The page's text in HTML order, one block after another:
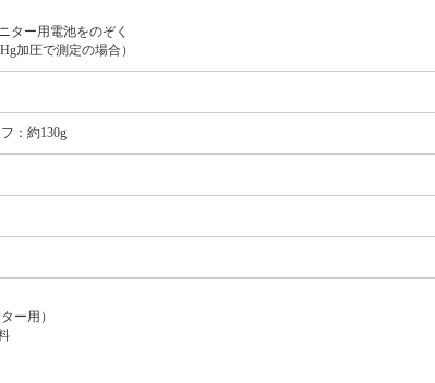
ター用電池をのぞく
加圧で測定の場合）
：約130g
ー用）